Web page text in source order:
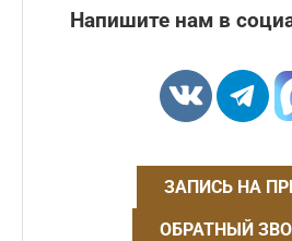
Напишите нам в
ЗАПИСЬ НА
ОБРАТНЫЙ